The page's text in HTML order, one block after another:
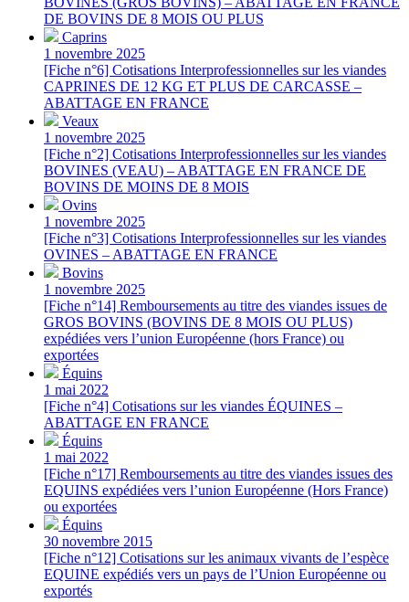
DE BOVINS DE 8 MOIS OU PLUS
Caprins
1 novembre 2025
[Fiche n°6] Cotisations Interprofessionnelles sur les viandes
CAPRINES DE 12 KG ET PLUS DE CARCASSE –
ABATTAGE EN FRANCE
Veaux
1 novembre 2025
[Fiche n°2] Cotisations Interprofessionnelles sur les viandes
BOVINES (VEAU) – ABATTAGE EN FRANCE DE
BOVINS DE MOINS DE 8 MOIS
Ovins
1 novembre 2025
[Fiche n°3] Cotisations Interprofessionnelles sur les viandes
OVINES – ABATTAGE EN FRANCE
Bovins
1 novembre 2025
[Fiche n°14] Remboursements au titre des viandes issues de
GROS BOVINS (BOVINS DE 8 MOIS OU PLUS)
expédiées vers l’union Européenne (hors France) ou
exportées
Équins
1 mai 2022
[Fiche n°4] Cotisations sur les viandes ÉQUINES –
ABATTAGE EN FRANCE
Équins
1 mai 2022
[Fiche n°17] Remboursements au titre des viandes issues des
EQUINS expédiées vers l’union Européenne (Hors France)
ou exportées
Équins
30 novembre 2015
[Fiche n°12] Cotisations sur les animaux vivants de l’espèce
EQUINE expédiés vers un pays de l’Union Européenne ou
exportés